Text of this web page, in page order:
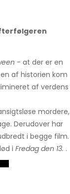
- at der er en
af ​​historien kom
af verdens
mordere,
Derudover har
i begge film.
i Fredag ​​den 13. .